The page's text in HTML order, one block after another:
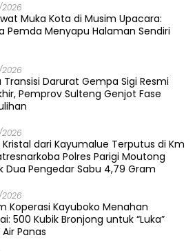
Muka Kota di Musim Upacara:
Pemda Menyapu Halaman Sendiri
Transisi Darurat Gempa Sigi Resmi
Pemprov Sulteng Genjot Fase
Kristal dari Kayumalue Terputus di Km
Polres Parigi Moutong
Dua Pengedar Sabu 4,79 Gram
Koperasi Kayuboko Menahan
500 Kubik Bronjong untuk “Luka”
Panas